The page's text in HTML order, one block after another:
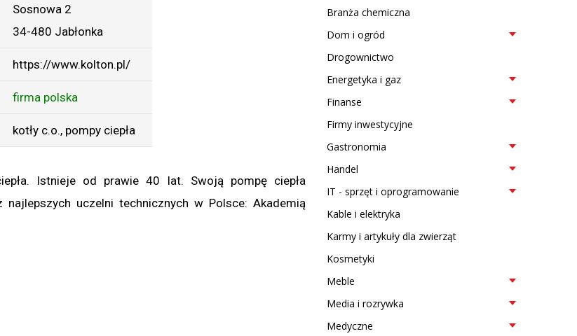
Sosnowa 2
34-480 Jabłonka
https://www.kolton.pl/
firma polska
kotły c.o., pompy ciepła
Istnieje od prawie 40 lat. Swoją pompę ciepła
uczelni technicznych w Polsce: Akademią
Branża chemiczna
Dom i ogród
Drogownictwo
Energetyka i gaz
Finanse
Firmy inwestycyjne
Gastronomia
Handel
IT - sprzęt i oprogramowanie
Kable i elektryka
Karmy i artykuły dla zwierząt
Kosmetyki
Meble
Media i rozrywka
Medyczne